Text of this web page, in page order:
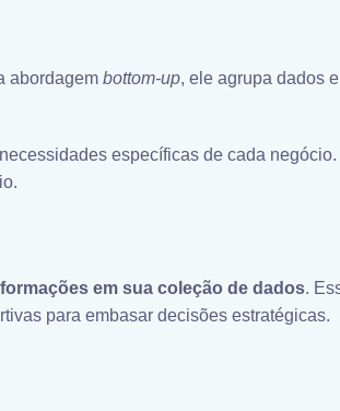
abordagem bottom-up, ele agrupa dados
específicas de cada negócio.
em sua coleção de dados.
para embasar decisões estratégicas.